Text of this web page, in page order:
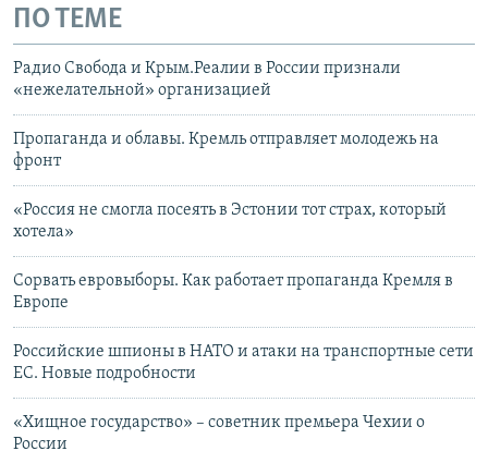
ПО ТЕМЕ
Радио Свобода и Крым.Реалии в России признали
«нежелательной» организацией
Пропаганда и облавы. Кремль отправляет молодежь на
фронт
«Россия не смогла посеять в Эстонии тот страх, который
хотела»
Сорвать евровыборы. Как работает пропаганда Кремля в
Европе
Российские шпионы в НАТО и атаки на транспортные сети
ЕС. Новые подробности
«Хищное государство» – советник премьера Чехии о
России